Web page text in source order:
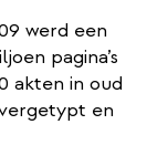
werd een
pagina’s
akten in oud
en